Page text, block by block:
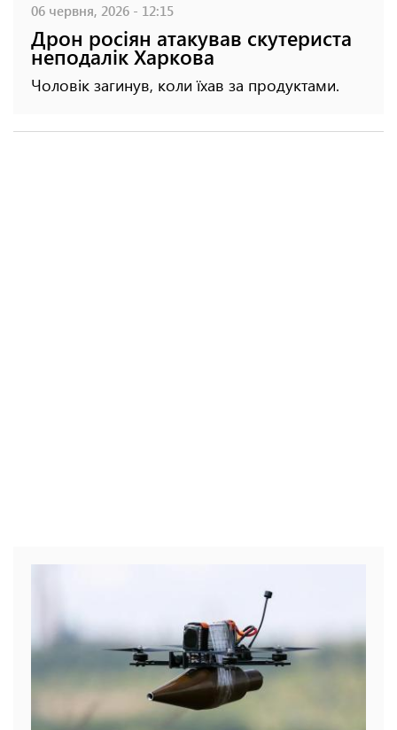
06 червня, 2026 - 12:15
Дрон росіян атакував скутериста
неподалік Харкова
Чоловік загинув, коли їхав за продуктами.